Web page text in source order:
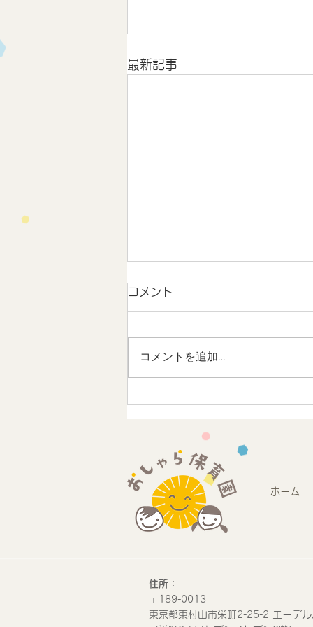
最新記事
地域連携 未来のストリート
デザインワークショップに参
加しました
コメント
コメントを追加…
ホーム
​住所：
​〒189-0013
東京都東村山市栄町2-25-2 エーデ